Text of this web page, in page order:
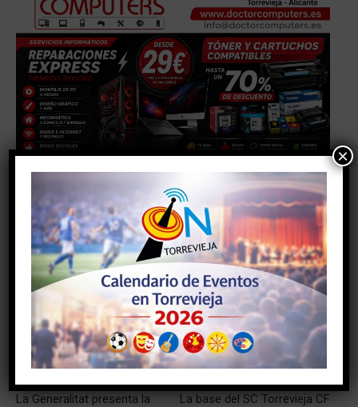
Facebook Twitter
La Generalitat presenta la
La base del SC Torrevieja CF
×